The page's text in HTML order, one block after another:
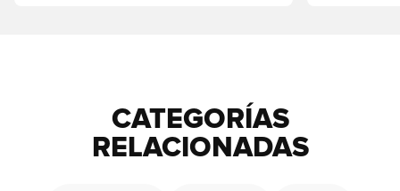
CATEGORÍAS
RELACIONADAS